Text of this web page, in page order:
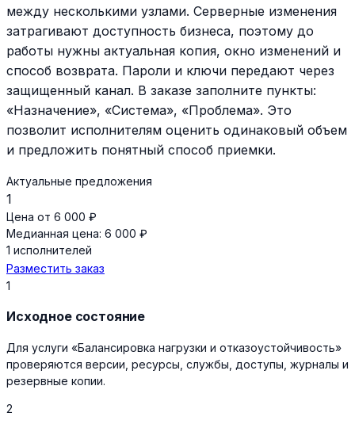
между несколькими узлами. Серверные изменения
затрагивают доступность бизнеса, поэтому до
работы нужны актуальная копия, окно изменений и
способ возврата. Пароли и ключи передают через
защищенный канал. В заказе заполните пункты:
«Назначение», «Система», «Проблема». Это
позволит исполнителям оценить одинаковый объем
и предложить понятный способ приемки.
Актуальные предложения
1
Цена от 6 000 ₽
Медианная цена: 6 000 ₽
1 исполнителей
Разместить заказ
1
Исходное состояние
Для услуги «Балансировка нагрузки и отказоустойчивость»
проверяются версии, ресурсы, службы, доступы, журналы и
резервные копии.
2